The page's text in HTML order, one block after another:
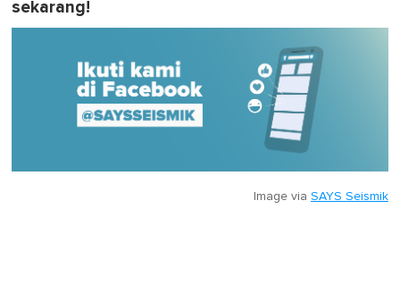
sekarang!
Image via SAYS Seismik